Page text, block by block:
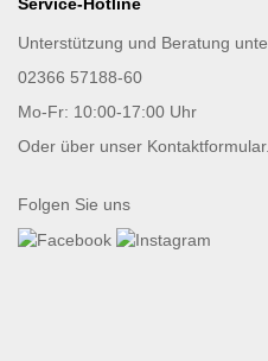
Unterstützung und Beratung
02366 57188-60
Mo-Fr: 10:00-17:00 Uhr
Oder über unser Kontaktformular.
Folgen Sie uns